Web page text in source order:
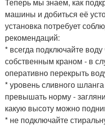
машины и добиться её
установка потребует
рекомендаций:
* всегда подключайте
собственным краном - в
оперативно перекрыть
* уровень сливного
превышать норму -
какую высоту можно
* не подключайте